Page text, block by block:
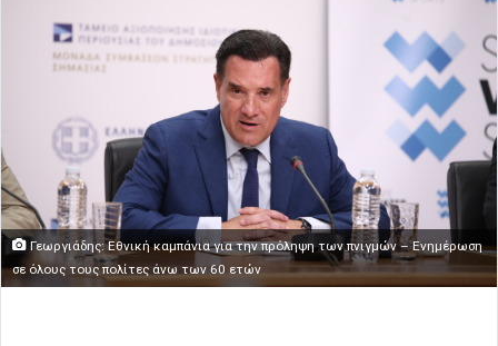
Γεωργιάδης: Εθνική καμπάνια για την πρόληψη των πνιγμών – Ενημέρωση
σε όλους τους πολίτες άνω των 60 ετών